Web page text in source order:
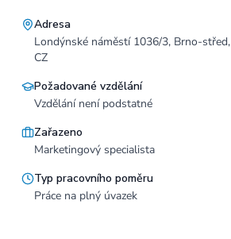
Adresa
Londýnské náměstí 1036/3, Brno-střed,
CZ
Požadované vzdělání
Vzdělání není podstatné
Zařazeno
Marketingový specialista
Typ pracovního poměru
Práce na plný úvazek